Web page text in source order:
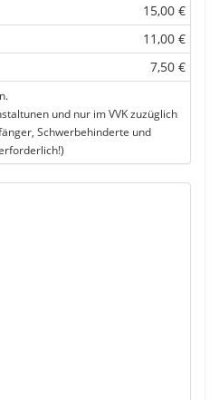
15,00 €
11,00 €
7,50 €
und nur im VVK zuzüglich
Schwerbehinderte und